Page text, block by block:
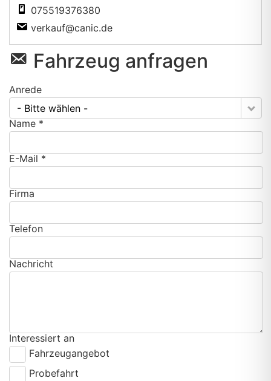
075519376380
verkauf@canic.de
Fahrzeug anfragen
Anrede
- Bitte wählen -
Name *
E-Mail *
Firma
Telefon
Nachricht
Interessiert an
Fahrzeugangebot
Probefahrt